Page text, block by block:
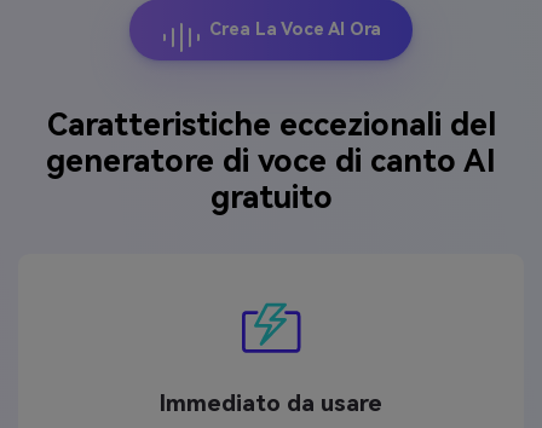
Crea La Voce AI Ora
Caratteristiche eccezionali del
generatore di voce di canto AI
gratuito
Immediato da usare